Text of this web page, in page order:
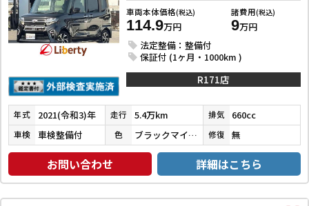
車両本体価格(税込)
114.9万円
諸費用(税込)
9万円
法定整備：整備付
保証付 (1ヶ月・1000km )
R171店
年式 2021(令和3)年 走行 5.4万km 排気 660cc
車検 車検整備付 色 ブラックマイカメタリック 修復 無
お問い合わせ 詳細はこちら